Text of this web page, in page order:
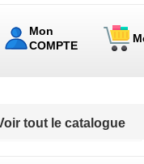
Mon
COMPTE
tout le catalogue